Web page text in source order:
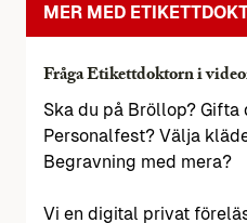
MER MED
Fråga Etikettdoktorn i
Ska du på Bröllop? Gifta
Personalfest? Välja
Begravning med mera?
Vi en digital privat